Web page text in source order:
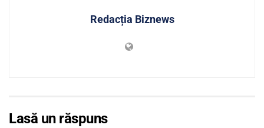
Redacția Biznews
Lasă un răspuns